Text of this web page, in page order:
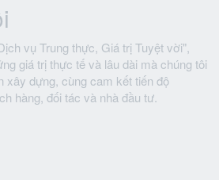
vụ Trung thực, Giá trị Tuyệt vời",
giá trị thực tế và lâu dài mà chúng tôi
xây dựng, cùng cam kết tiến độ
hàng, đối tác và nhà đầu tư.